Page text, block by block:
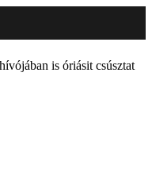
is óriásit csúsztat